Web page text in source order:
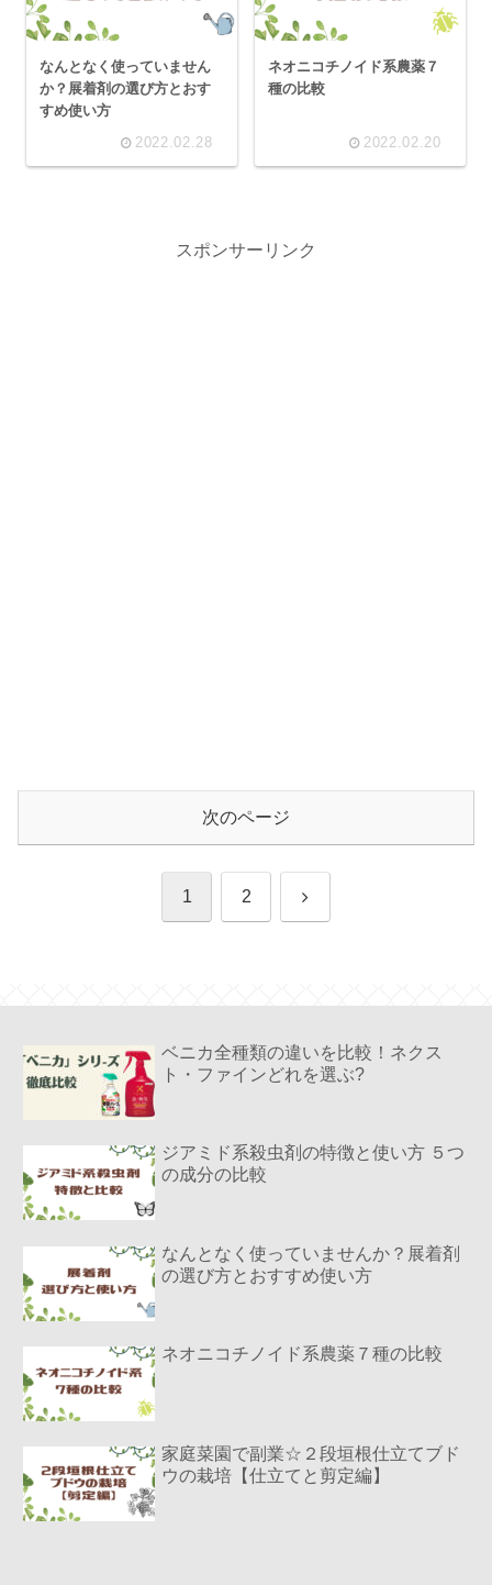
なんとなく使っていません
か？展着剤の選び方とおす
すめ使い方
2022.02.28
ネオニコチノイド系農薬７
種の比較
2022.02.20
スポンサーリンク
次のページ
1 2 次
ベニカ全種類の違いを比較！ネクス
ト・ファインどれを選ぶ?
ジアミド系殺虫剤の特徴と使い方 ５つ
の成分の比較
なんとなく使っていませんか？展着剤
の選び方とおすすめ使い方
ネオニコチノイド系農薬７種の比較
家庭菜園で副業☆２段垣根仕立てブド
ウの栽培【仕立てと剪定編】